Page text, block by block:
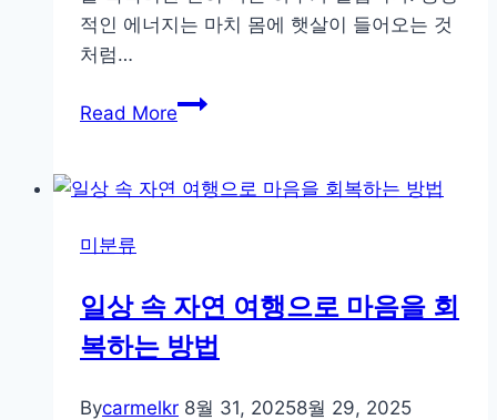
적인 에너지는 마치 몸에 햇살이 들어오는 것
처럼…
Read More긍
인
음
으
하
미분류
일상 속 자연 여행으로 마음을 회
복하는 방법
Bycarmelkr 8월 31, 20258월 29, 2025